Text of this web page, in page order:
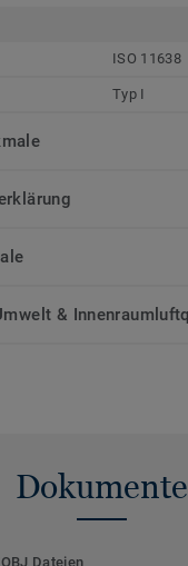
ISO 11638
Typ I
&
Dokumente
Dateien